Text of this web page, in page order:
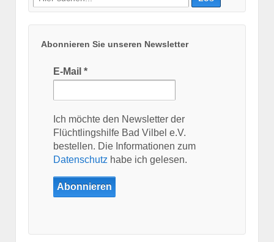
nach:
Abonnieren Sie unseren Newsletter
E-Mail *
Ich möchte den Newsletter der
Flüchtlingshilfe Bad Vilbel e.V.
bestellen. Die Informationen zum
Datenschutz habe ich gelesen.